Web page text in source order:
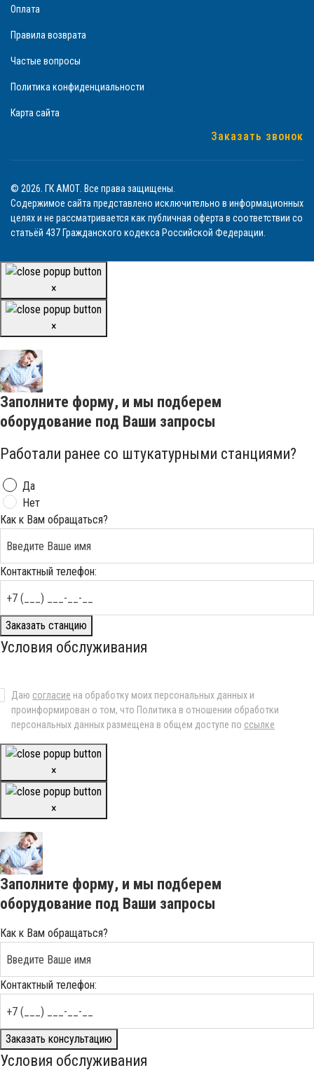
Оплата
Правила возврата
Частые вопросы
Политика конфиденциальности
Карта сайта
Заказать звонок
© 2026. ГК АМОТ. Все права защищены.
Содержимое сайта представлено исключительно в информационных
целях и не рассматривается как публичная оферта в соответствии со
статьёй 437 Гражданского кодекса Российской Федерации.
×
×
Заполните форму, и мы подберем
оборудование под Ваши запросы
Работали ранее со штукатурными станциями?
Да
Нет
Как к Вам обращаться?
Контактный телефон:
Заказать станцию
Условия обслуживания
Даю согласие на обработку моих персональных данных и
проинформирован о том, что Политика в отношении обработки
персональных данных размещена в общем доступе по ссылке
×
×
Заполните форму, и мы подберем
оборудование под Ваши запросы
Как к Вам обращаться?
Контактный телефон:
Заказать консультацию
Условия обслуживания